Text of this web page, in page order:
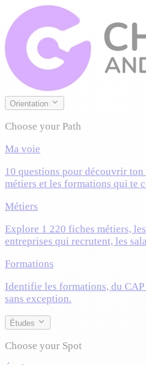
Orientation
Choose your Path
Ma voie
10 questions pour découvrir
métiers et les formations qui te
Métiers
Explore 1 220 fiches métiers,
entreprises qui recrutent, les
Formations
Identifie les formations, du
sans exception.
Études
Choose your Spot